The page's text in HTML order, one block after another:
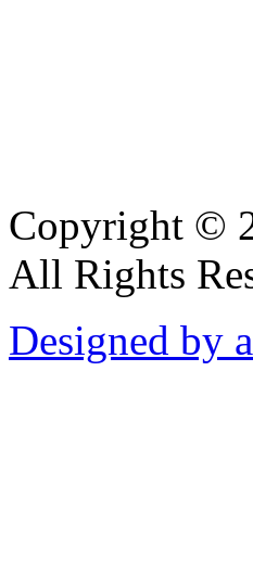
Copyright ©
All Rights
Designed by